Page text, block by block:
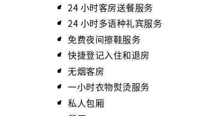
24 小时客房送餐服务
24 小时多语种礼宾服务
免费夜间擦鞋服务
快捷登记入住和退房
无烟客房
一小时衣物熨烫服务
私人包厢